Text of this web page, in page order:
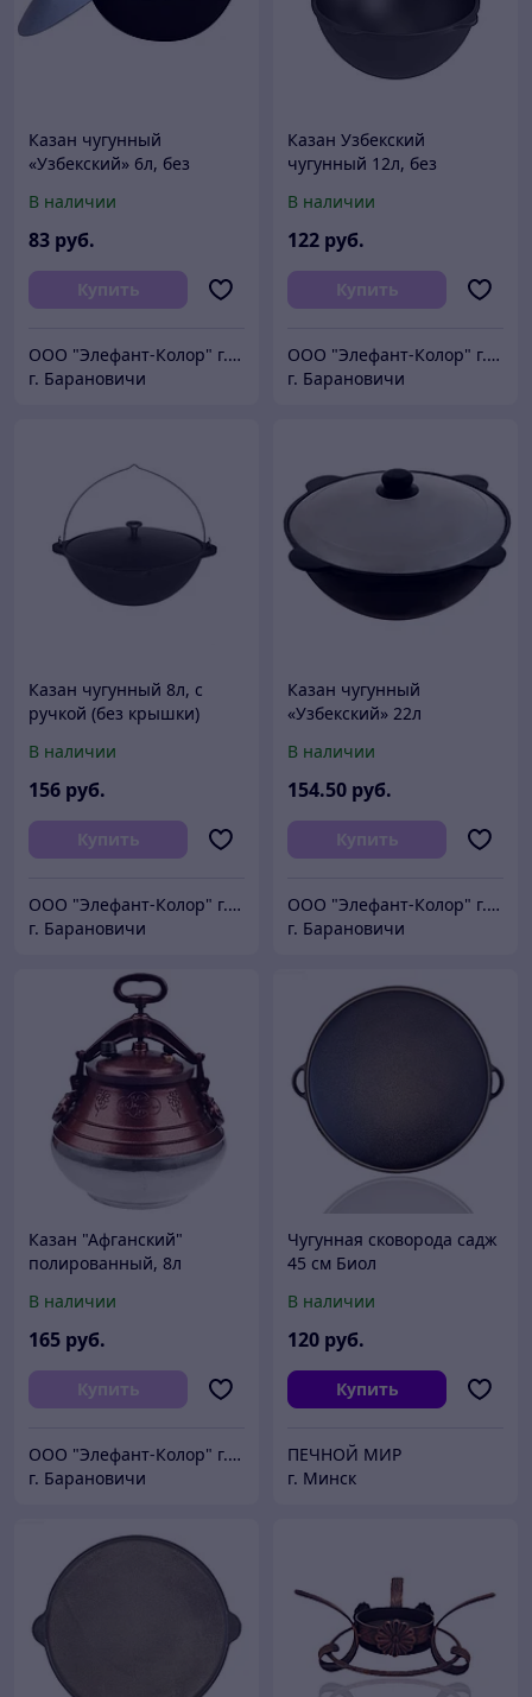
Казан чугунный
«Узбекский» 6л, без
В наличии
83 руб.
Купить
ООО "Элефант-Колор" г.Барановичи ул.Пролетарская 46
г. Барановичи
Казан Узбекский
чугунный 12л, без
В наличии
122 руб.
Купить
ООО "Элефант-Колор" г.Барановичи ул.Пролетарская 46
г. Барановичи
Казан чугунный 8л, с
ручкой (без крышки)
В наличии
156 руб.
Купить
ООО "Элефант-Колор" г.Барановичи ул.Пролетарская 46
г. Барановичи
Казан чугунный
«Узбекский» 22л
В наличии
154.50 руб.
Купить
ООО "Элефант-Колор" г.Барановичи ул.Пролетарская 46
г. Барановичи
Казан "Афганский"
полированный, 8л
В наличии
165 руб.
Купить
ООО "Элефант-Колор" г.Барановичи ул.Пролетарская 46
г. Барановичи
Чугунная сковорода садж
45 см Биол
В наличии
120 руб.
Купить
ПЕЧНОЙ МИР
г. Минск